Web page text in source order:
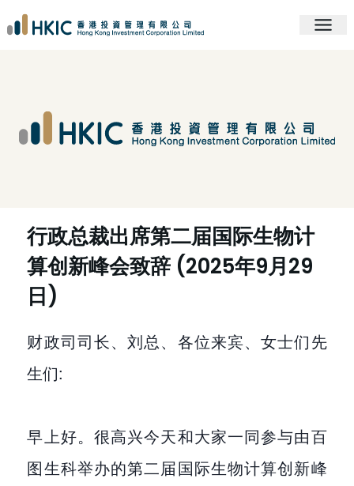
行政总裁出席第二届国际生物计
算创新峰会致辞 (2025年9月29
日)
财政司司长、刘总、各位来宾、女士们先
生们:
早上好。很高兴今天和大家一同参与由百
图生科举办的第二届国际生物计算创新峰